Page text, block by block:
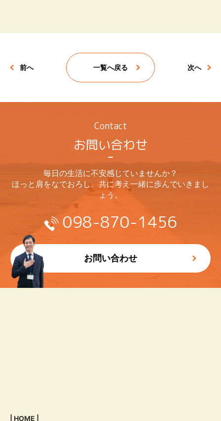
前へ 一覧へ戻る 次へ
Contact
お問い合わせ
毎日の生活に不安感じていませんか？
ほっと肩をなでおろし、共に考え一緒に歩んでいきまし
ょう。
098-870-1456
お問い合わせ
| HOME |